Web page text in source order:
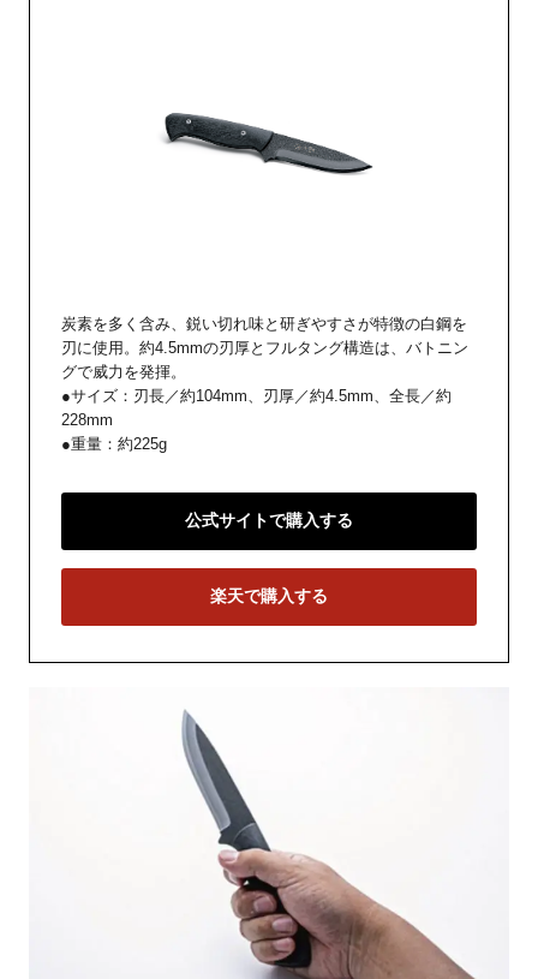
炭素を多く含み、鋭い切れ味と研ぎやすさが特徴の白鋼を
刃に使用。約4.5mmの刃厚とフルタング構造は、バトニン
グで威力を発揮。
●サイズ：刃長／約104mm、刃厚／約4.5mm、全長／約
228mm
●重量：約225g
公式サイトで購入する
楽天で購入する